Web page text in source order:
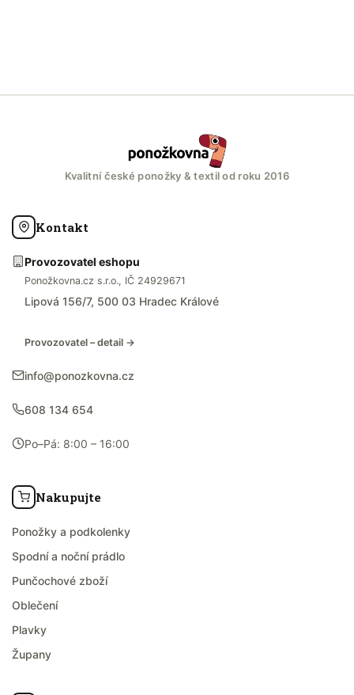
Kvalitní české ponožky & textil od roku 2016
Kontakt
Provozovatel eshopu
Ponožkovna.cz s.r.o., IČ 24929671
Lipová 156/7, 500 03 Hradec Králové
Provozovatel – detail →
info@ponozkovna.cz
608 134 654
Po–Pá: 8:00 – 16:00
Nakupujte
Ponožky a podkolenky
Spodní a noční prádlo
Punčochové zboží
Oblečení
Plavky
Župany